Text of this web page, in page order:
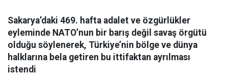
Sakarya’daki 469. hafta adalet ve özgürlükler
eyleminde NATO’nun bir barış değil savaş örgütü
olduğu söylenerek, Türkiye’nin bölge ve dünya
halklarına bela getiren bu ittifaktan ayrılması
istendi